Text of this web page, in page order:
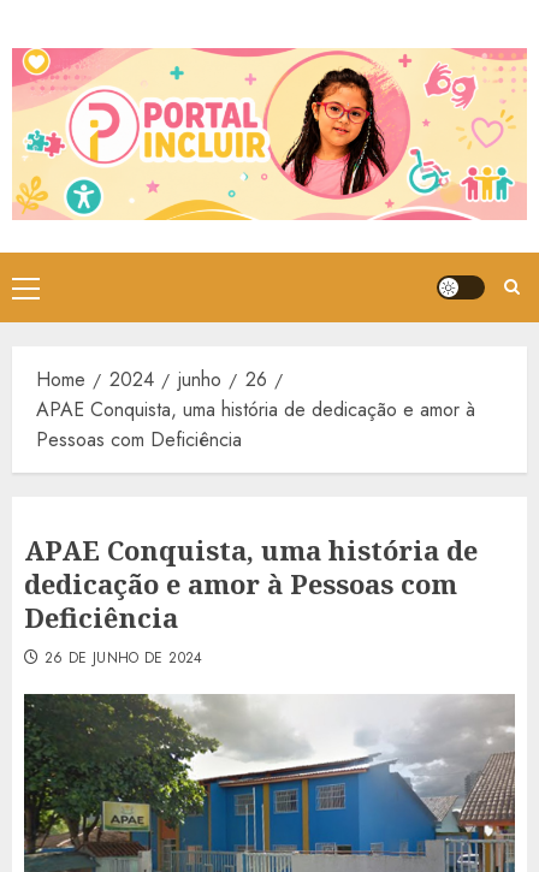
to
content
Primary
Menu
Home 2024 junho
26
APAE Conquista, uma história de dedicação e amor à
Pessoas com Deficiência
APAE Conquista, uma história de
dedicação e amor à Pessoas com
Deficiência
26 DE JUNHO DE 2024